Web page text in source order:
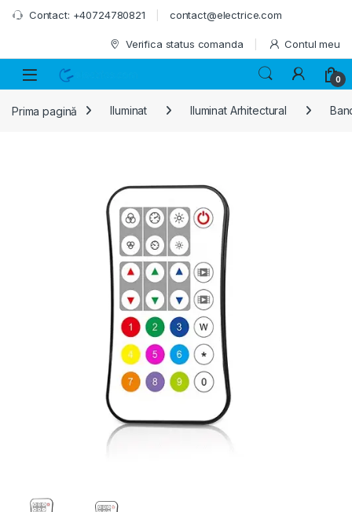
Skip to navigation
Skip to content
Contact: +40724780821 contact@electrice.com
Verifica status comanda Contul meu
0
Prima pagină Iluminat Iluminat Arhitectural